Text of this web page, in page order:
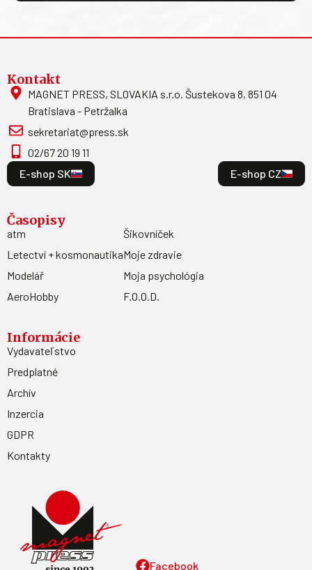
Facebook
Kontakt
MAGNET PRESS, SLOVAKIA s.r.o. Šustekova 8, 851 04
Bratislava - Petržalka
sekretariat@press.sk
02/67 20 19 11
E-shop SK
E-shop CZ
Časopisy
atm
Letectví + kosmonautika
Modelář
AeroHobby
Šikovníček
Moje zdravie
Moja psychológia
F.O.O.D.
Informácie
Vydavateľstvo
Predplatné
Archív
Inzercia
GDPR
Kontakty